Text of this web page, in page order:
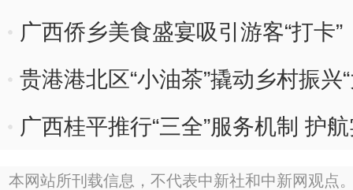
广西侨乡美食盛宴吸引游客“打卡”
贵港港北区“小油茶”撬动乡村振兴
广西桂平推行“三全”服务机制 护
本网站所刊载信息，不代表中新社和中新网观点